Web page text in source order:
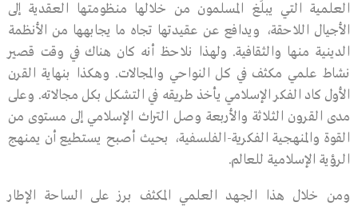
العلمية التي يبلِّغ المسلمون من خلالها منظومتها العقدية إلى
الأجيال اللاحقة، ويدافع عن عقيدتها تجاه ما يجابهها من الأنظمة
الدينية منها والثقافية. ولهذا نلاحظ أنه كان هناك في وقت قصير
نشاط علمي مكثف في كل النواحي والمجالات. وهكذا بنهاية القرن
الأول كاد الفكر الإسلامي يأخذ طريقه في التشكل بكل مجالاته. وعلى
مدى القرون الثلاثة والأربعة وصل التراث الإسلامي إلى مستوى من
القوة والمنهجية الفكرية-الفلسفية، بحيث أصبح يستطيع أن يمنهج
الرؤية الإسلامية للعالم.
ومن خلال هذا الجهد العلمي المكثف برز على الساحة الإطار